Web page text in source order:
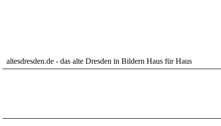
altesdresden.de - das alte Dresden in Bildern Haus für Haus